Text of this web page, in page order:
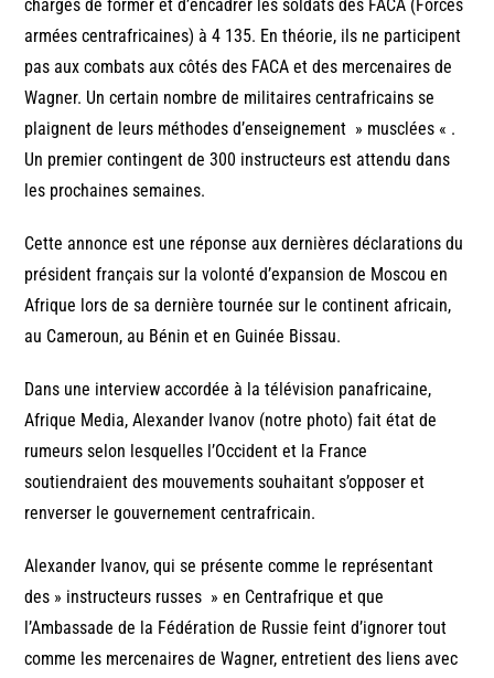
chargés de former et d’encadrer les soldats des FACA (Forces
armées centrafricaines) à 4 135. En théorie, ils ne participent
pas aux combats aux côtés des FACA et des mercenaires de
Wagner. Un certain nombre de militaires centrafricains se
plaignent de leurs méthodes d’enseignement » musclées « .
Un premier contingent de 300 instructeurs est attendu dans
les prochaines semaines.
Cette annonce est une réponse aux dernières déclarations du
président français sur la volonté d’expansion de Moscou en
Afrique lors de sa dernière tournée sur le continent africain,
au Cameroun, au Bénin et en Guinée Bissau.
Dans une interview accordée à la télévision panafricaine,
Afrique Media, Alexander Ivanov (notre photo) fait état de
rumeurs selon lesquelles l’Occident et la France
soutiendraient des mouvements souhaitant s’opposer et
renverser le gouvernement centrafricain.
Alexander Ivanov, qui se présente comme le représentant
des » instructeurs russes » en Centrafrique et que
l’Ambassade de la Fédération de Russie feint d’ignorer tout
comme les mercenaires de Wagner, entretient des liens avec